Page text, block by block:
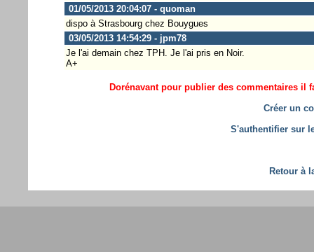
01/05/2013 20:04:07 - quoman
dispo à Strasbourg chez Bouygues
03/05/2013 14:54:29 - jpm78
Je l'ai demain chez TPH. Je l'ai pris en Noir.
A+
Dorénavant pour publier des commentaires il
Créer un
S'authentifier sur
Retour à